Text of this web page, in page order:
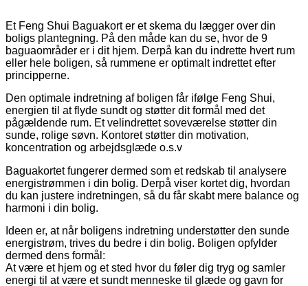
Et Feng Shui Baguakort er et skema du lægger over din
boligs plantegning. På den måde kan du se, hvor de 9
baguaområder er i dit hjem. Derpå kan du indrette hvert rum
eller hele boligen, så rummene er optimalt indrettet efter
principperne.
Den optimale indretning af boligen får ifølge Feng Shui,
energien til at flyde sundt og støtter dit formål med det
pågældende rum. Et velindrettet soveværelse støtter din
sunde, rolige søvn. Kontoret støtter din motivation,
koncentration og arbejdsglæde o.s.v
Baguakortet fungerer dermed som et redskab til analysere
energistrømmen i din bolig. Derpå viser kortet dig, hvordan
du kan justere indretningen, så du får skabt mere balance og
harmoni i din bolig.
Ideen er, at når boligens indretning understøtter den sunde
energistrøm, trives du bedre i din bolig. Boligen opfylder
dermed dens formål:
At være et hjem og et sted hvor du føler dig tryg og samler
energi til at være et sundt menneske til glæde og gavn for